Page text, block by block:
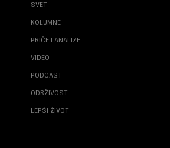
SVET
KOLUMNE
PRIČE I ANALIZE
VIDEO
PODCAST
ODRŽIVOST
LEPŠI ŽIVOT